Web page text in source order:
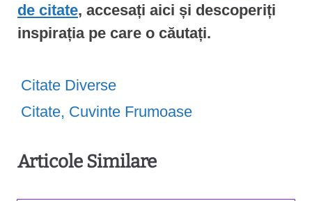
de citate, accesați aici și descoperiți
inspirația pe care o căutați.
Citate Diverse
Citate, Cuvinte Frumoase
Articole Similare